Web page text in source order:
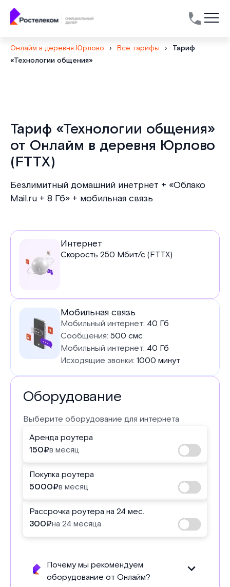
Онлайм в деревня Юрлово › Все тарифы ›
Тариф
«Технологии общения»
Тариф «Технологии общения»
от Онлайм в деревня Юрлово
(FTTX)
Безлимитный домашний инетрнет + «Облако
Mail.ru + 8 Гб» + мобильная связь
Услуги
тарифе
Интернет
Скорость 250 Мбит/с (FTTX)
Мобильная связь
Мобильный интернет: 40 Гб
Сообщения: 500 смс
Мобильный интернет: 40 Гб
Исходящие звонки: 1000 минут
Оборудование
Выберите оборудование для интернета
Аренда роутера
150₽в месяц
Покупка роутера
5000₽в месяц
Рассрочка роутера на 24 мес.
300₽на 24 месяца
Почему мы рекомендуем
оборудование от Онлайм?